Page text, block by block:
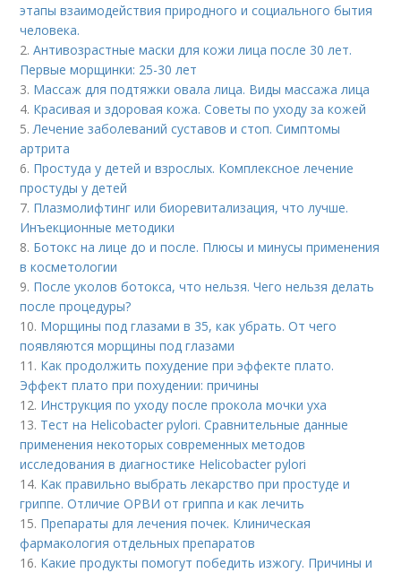
этапы взаимодействия природного и социального бытия
человека.
2.Антивозрастные маски для кожи лица после 30 лет.
Первые морщинки: 25-30 лет
3. Массаж для подтяжки овала лица. Виды массажа лица
4. Красивая и здоровая кожа. Советы по уходу за кожей
5.Лечение заболеваний суставов и стоп. Симптомы
артрита
6. Простуда у детей и взрослых. Комплексное лечение
простуды у детей
7. Плазмолифтинг или биоревитализация, что лучше.
Инъекционные методики
8. Ботокс на лице до и после. Плюсы и минусы применения
в косметологии
9. После уколов ботокса, что нельзя. Чего нельзя делать
после процедуры?
10. Морщины под глазами в 35, как убрать. От чего
появляются морщины под глазами
11. Как продолжить похудение при эффекте плато.
Эффект плато при похудении: причины
12. Инструкция по уходу после прокола мочки уха
13. Тест на Helicobacter pylori. Сравнительные данные
применения некоторых современных методов
исследования в диагностике Helicobacter pylori
14. Как правильно выбрать лекарство при простуде и
гриппе. Отличие ОРВИ от гриппа и как лечить
15. Препараты для лечения почек. Клиническая
фармакология отдельных препаратов
16. Какие продукты помогут победить изжогу. Причины и